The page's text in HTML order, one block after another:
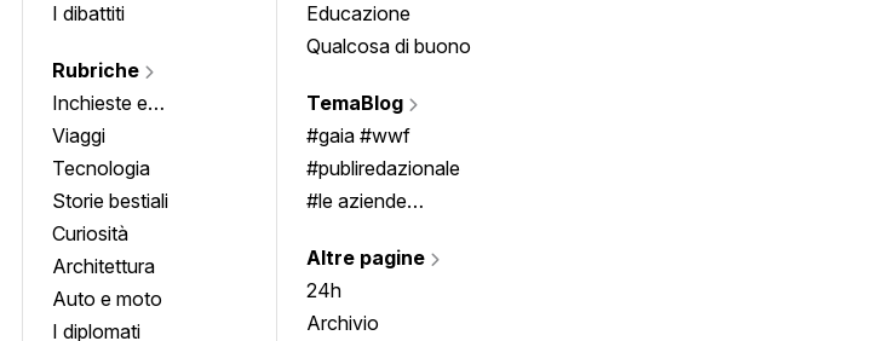
I dibattiti
Rubriche
Inchieste e
approfondimenti
Viaggi
Tecnologia
Storie bestiali
Curiosità
Architettura
Auto e moto
I diplomati
Educazione
Qualcosa di buono
TemaBlog
#gaia #wwf
#publiredazionale
#le aziende
Altre pagine
24h
Archivio